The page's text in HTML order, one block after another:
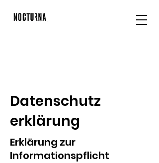
Datenschutz
erklärung
Erklärung zur
Informationspflicht